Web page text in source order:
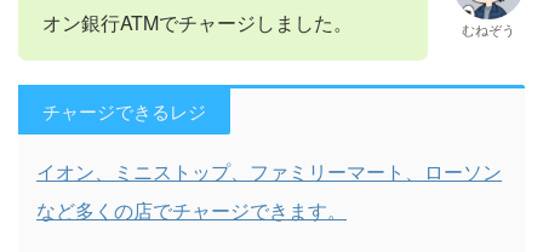
オン銀行ATMでチャージしました。
むねぞう
チャージできるレジ
イオン、ミニストップ、ファミリーマート、ローソン
など多くの店でチャージできます。